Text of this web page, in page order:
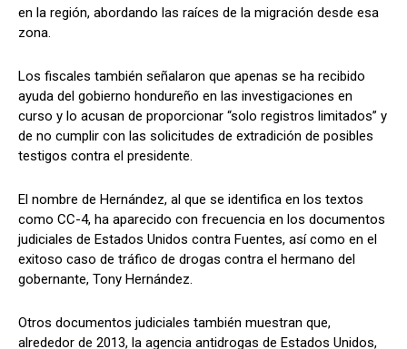
en la región, abordando las raíces de la migración desde esa
zona.
Los fiscales también señalaron que apenas se ha recibido
ayuda del gobierno hondureño en las investigaciones en
curso y lo acusan de proporcionar “solo registros limitados” y
de no cumplir con las solicitudes de extradición de posibles
testigos contra el presidente.
El nombre de Hernández, al que se identifica en los textos
como CC-4, ha aparecido con frecuencia en los documentos
judiciales de Estados Unidos contra Fuentes, así como en el
exitoso caso de tráfico de drogas contra el hermano del
gobernante, Tony Hernández.
Otros documentos judiciales también muestran que,
alrededor de 2013, la agencia antidrogas de Estados Unidos,